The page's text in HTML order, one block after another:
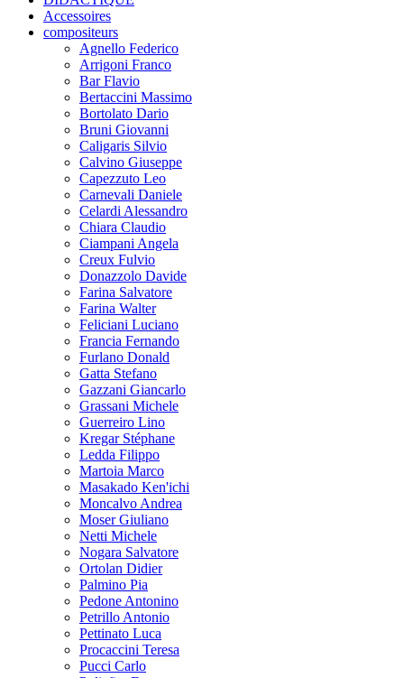
Accessoires
compositeurs
Agnello Federico
Arrigoni Franco
Bar Flavio
Bertaccini Massimo
Bortolato Dario
Bruni Giovanni
Caligaris Silvio
Calvino Giuseppe
Capezzuto Leo
Carnevali Daniele
Celardi Alessandro
Chiara Claudio
Ciampani Angela
Creux Fulvio
Donazzolo Davide
Farina Salvatore
Farina Walter
Feliciani Luciano
Francia Fernando
Furlano Donald
Gatta Stefano
Gazzani Giancarlo
Grassani Michele
Guerreiro Lino
Kregar Stéphane
Ledda Filippo
Martoia Marco
Masakado Ken'ichi
Moncalvo Andrea
Moser Giuliano
Netti Michele
Nogara Salvatore
Ortolan Didier
Palmino Pia
Pedone Antonino
Petrillo Antonio
Pettinato Luca
Procaccini Teresa
Pucci Carlo